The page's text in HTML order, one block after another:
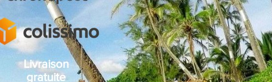
Livraison
gratuite